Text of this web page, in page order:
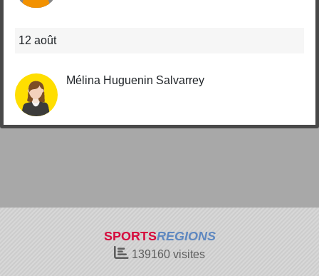
12 août
Mélina Huguenin Salvarrey
SPORTSREGIONS
139160 visites